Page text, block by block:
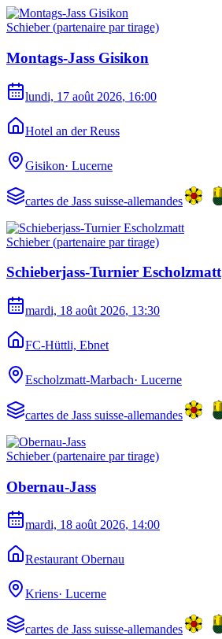
Schieber (partenaire par tirage)
Montags-Jass Gisikon
lundi, 17 août 2026, 16:00
Hotel an der Reuss
Gisikon· Lucerne
cartes de Jass suisse-allemandes
Schieber (partenaire par tirage)
Schieberjass-Turnier Escholzmatt
mardi, 18 août 2026, 13:30
FC-Hüttli, Ebnet
Escholzmatt-Marbach· Lucerne
cartes de Jass suisse-allemandes
Schieber (partenaire par tirage)
Obernau-Jass
mardi, 18 août 2026, 14:00
Restaurant Obernau
Kriens· Lucerne
cartes de Jass suisse-allemandes